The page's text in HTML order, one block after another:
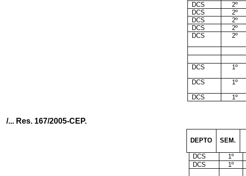
DCS 2º
DCS
2º
DCS
2º
DCS
2º
DCS
2º
DCS
1º
DCS 1º
DCS 1º
/... Res. 167/2005-CEP.
DEPTO SEM.
DCS
1º
DCS
1º